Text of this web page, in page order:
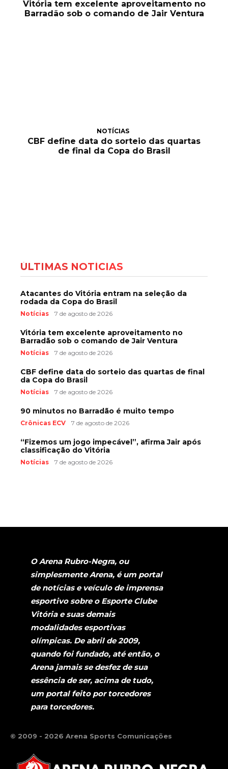
Vitória tem excelente aproveitamento no
Barradão sob o comando de Jair Ventura
NOTÍCIAS
CBF define data do sorteio das quartas
de final da Copa do Brasil
ÚLTIMAS NOTÍCIAS
Atacantes do Vitória entram na seleção da
rodada da Copa do Brasil
Notícias 7 de agosto de 2026
Vitória tem excelente aproveitamento no
Barradão sob o comando de Jair Ventura
Notícias 7 de agosto de 2026
CBF define data do sorteio das quartas de final
da Copa do Brasil
Notícias 7 de agosto de 2026
90 minutos no Barradão é muito tempo
Crônicas ECV 7 de agosto de 2026
“Fizemos um jogo impecável”, afirma Jair após
classificação do Vitória
Notícias 7 de agosto de 2026
O Arena Rubro-Negra, ou
simplesmente Arena, é um portal
de notícias e veículo de imprensa
esportivo sobre o Esporte Clube
Vitória e suas demais
modalidades esportivas
olímpicas. De abril de 2009,
quando foi fundado, até então, o
Arena jamais se desfez de sua
essência de ser, acima de tudo,
um portal feito por torcedores
para torcedores.
© 2009 - 2026 Arena Sports Comunicações